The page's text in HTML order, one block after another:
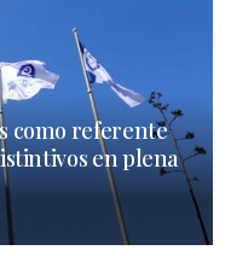
como referente
en plena